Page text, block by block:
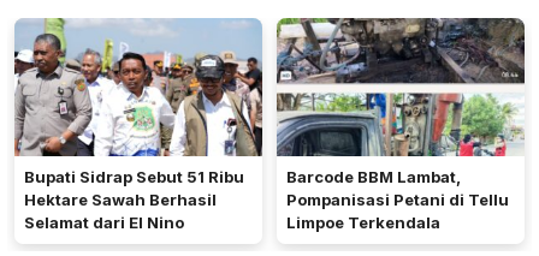
Bupati Sidrap Sebut 51 Ribu
Hektare Sawah Berhasil
Selamat dari El Nino
Barcode BBM Lambat,
Pompanisasi Petani di Tellu
Limpoe Terkendala